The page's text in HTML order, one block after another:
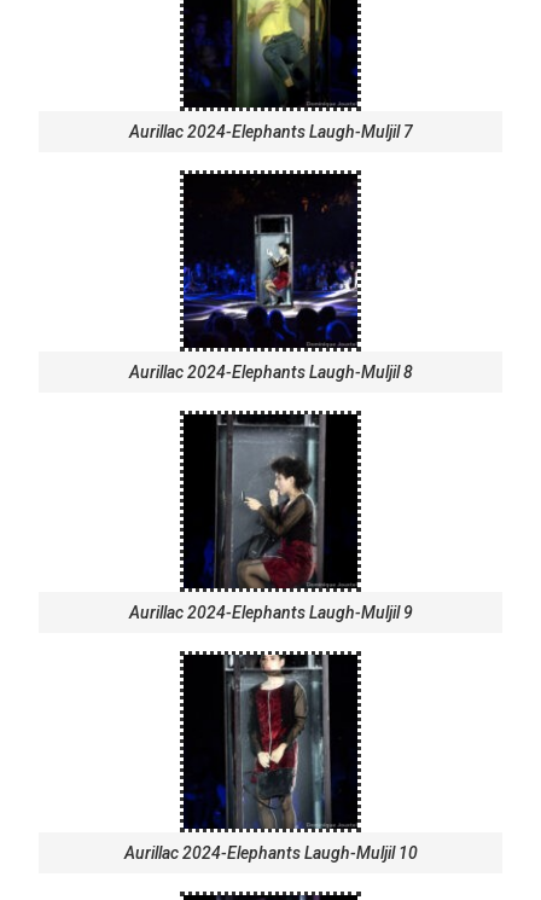
Aurillac 2024-Elephants Laugh-Muljil 7
Aurillac 2024-Elephants Laugh-Muljil 8
Aurillac 2024-Elephants Laugh-Muljil 9
Aurillac 2024-Elephants Laugh-Muljil 10